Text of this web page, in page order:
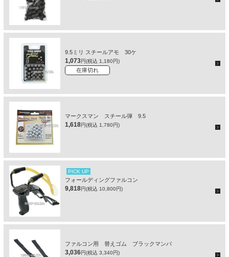
9.5ミリ スチールアモ 30ケ
1,073円(税込 1,180円)
在庫切れ
マークスマン スチール弾 9.5
1,618円(税込 1,780円)
PICK UP
フォールディングファルコン
9,818円(税込 10,800円)
ファルコン用 替えゴム ブラックマンバ
3,036円(税込 3,340円)